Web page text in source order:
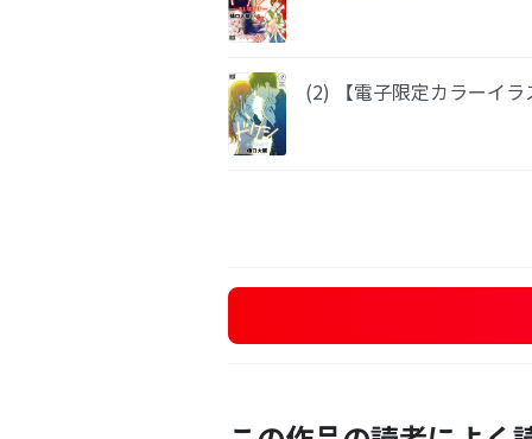
(2) 【電子限定カラーイ